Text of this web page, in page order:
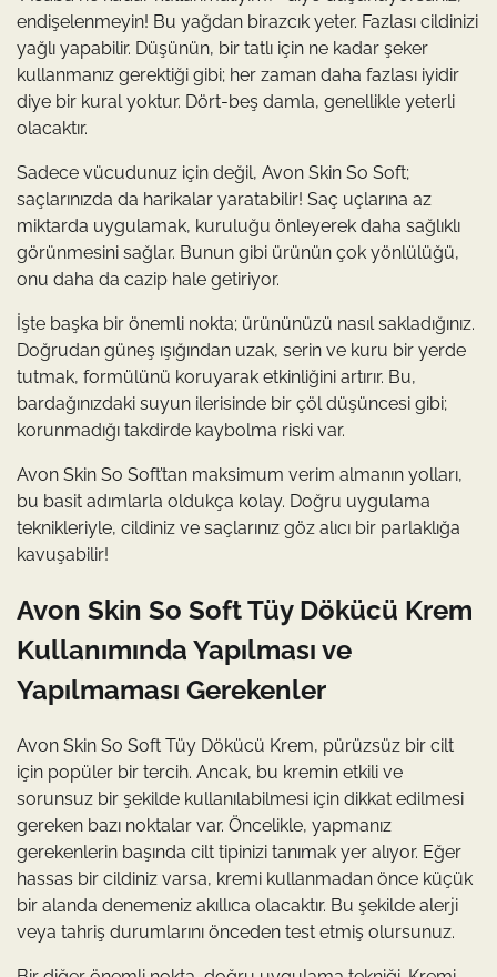
endişelenmeyin! Bu yağdan birazcık yeter. Fazlası cildinizi
yağlı yapabilir. Düşünün, bir tatlı için ne kadar şeker
kullanmanız gerektiği gibi; her zaman daha fazlası iyidir
diye bir kural yoktur. Dört-beş damla, genellikle yeterli
olacaktır.
Sadece vücudunuz için değil, Avon Skin So Soft;
saçlarınızda da harikalar yaratabilir! Saç uçlarına az
miktarda uygulamak, kuruluğu önleyerek daha sağlıklı
görünmesini sağlar. Bunun gibi ürünün çok yönlülüğü,
onu daha da cazip hale getiriyor.
İşte başka bir önemli nokta; ürününüzü nasıl sakladığınız.
Doğrudan güneş ışığından uzak, serin ve kuru bir yerde
tutmak, formülünü koruyarak etkinliğini artırır. Bu,
bardağınızdaki suyun ilerisinde bir çöl düşüncesi gibi;
korunmadığı takdirde kaybolma riski var.
Avon Skin So Soft’tan maksimum verim almanın yolları,
bu basit adımlarla oldukça kolay. Doğru uygulama
teknikleriyle, cildiniz ve saçlarınız göz alıcı bir parlaklığa
kavuşabilir!
Avon Skin So Soft Tüy Dökücü Krem
Kullanımında Yapılması ve
Yapılmaması Gerekenler
Avon Skin So Soft Tüy Dökücü Krem, pürüzsüz bir cilt
için popüler bir tercih. Ancak, bu kremin etkili ve
sorunsuz bir şekilde kullanılabilmesi için dikkat edilmesi
gereken bazı noktalar var. Öncelikle, yapmanız
gerekenlerin başında cilt tipinizi tanımak yer alıyor. Eğer
hassas bir cildiniz varsa, kremi kullanmadan önce küçük
bir alanda denemeniz akıllıca olacaktır. Bu şekilde alerji
veya tahriş durumlarını önceden test etmiş olursunuz.